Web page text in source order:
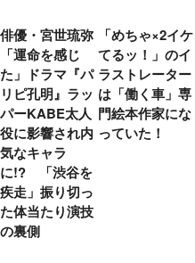
俳優・宮世琉弥
「運命を感じ
た」ドラマ『パ
リピ孔明』ラッ
パーKABE太人
役に影響され内
気なキャラ
に!? 「渋谷を
疾走」振り切っ
た体当たり演技
の裏側
「めちゃ×2イケ
てるッ！」のイ
ラストレーター
は「働く車」専
門絵本作家にな
っていた！